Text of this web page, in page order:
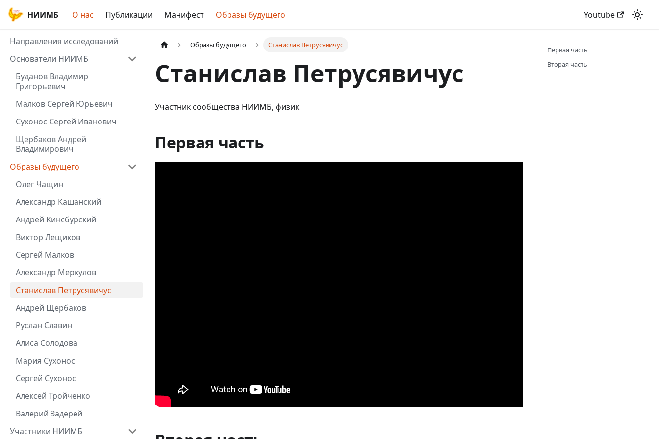
НИИМБ О нас Публикации Манифест Образы будущего Youtube
Направления исследований
Основатели НИИМБ
Буданов Владимир
Григорьевич
Малков Сергей Юрьевич
Сухонос Сергей Иванович
Щербаков Андрей
Владимирович
Образы будущего
Олег Чащин
Александр Кашанский
Андрей Кинсбурский
Виктор Лещиков
Сергей Малков
Александр Меркулов
Станислав Петрусявичус
Андрей Щербаков
Руслан Славин
Алиса Солодова
Мария Сухонос
Сергей Сухонос
Алексей Тройченко
Валерий Задерей
Участники НИИМБ
Образы будущего Станислав Петрусявичус
Станислав Петрусявичус
Участник сообщества НИИМБ, физик
Первая часть
Первая часть
Вторая часть